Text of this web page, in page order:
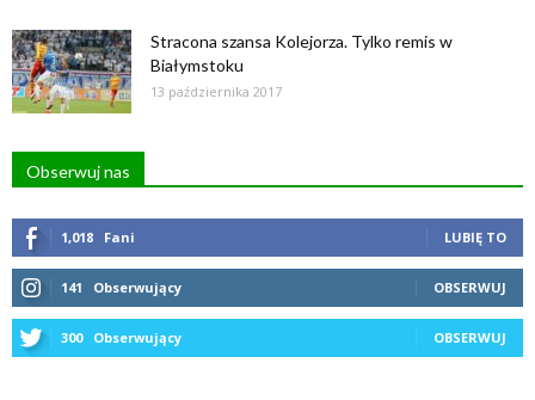
Stracona szansa Kolejorza. Tylko remis w
Białymstoku
13 października 2017
Obserwuj nas
1,018 Fani LUBIĘ TO
141 Obserwujący OBSERWUJ
300 Obserwujący OBSERWUJ